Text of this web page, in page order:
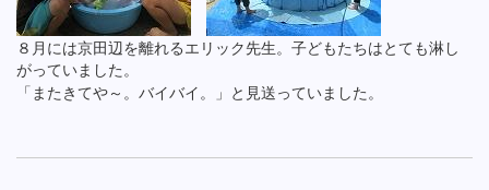
８月には京田辺を離れるエリック先生。子どもたちはとても淋し
がっていました。
「またきてや～。バイバイ。」と見送っていました。